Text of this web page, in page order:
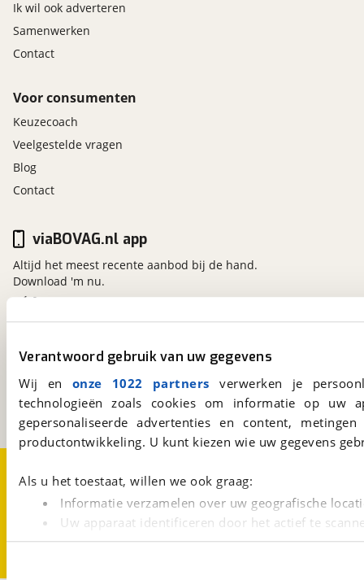
Verantwoord gebruik van uw gegevens
Wij en onze 1022 partners verwerken je
technologieën zoals cookies om informatie op
gepersonaliseerde advertenties en content,
productontwikkeling. U kunt kiezen wie uw gegevens
Als u het toestaat, willen we ook graag:
Informatie verzamelen over uw geografische
Uw apparaat identificeren door het actief te
Lees meer over hoe uw persoonlijke gegevens worden
Ik wil ook adverteren
Samenwerken
Contact
Voor consumenten
Keuzecoach
Veelgestelde vragen
Blog
Contact
Kosterijland
3981 AJ
Bunnik
Een initiatief van
BOVAG
viaBOVAG.nl app
Altijd het meest recente aanbod bij de hand.
Download 'm nu.
CookievoorkeurenVacatures